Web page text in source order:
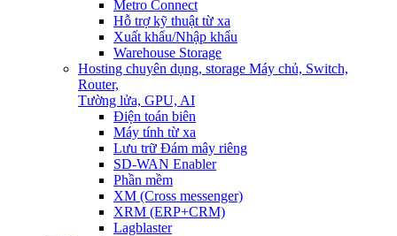
Metro Connect
Hỗ trợ kỹ thuật từ xa
Xuất khẩu/Nhập khẩu
Warehouse Storage
Hosting chuyên dụng, storage Máy chủ, Switch,
Router,
Tường lửa, GPU, AI
Điện toán biên
Máy tính từ xa
Lưu trữ Đám mây riêng
SD-WAN Enabler
Phần mềm
XM (Cross messenger)
XRM (ERP+CRM)
Lagblaster